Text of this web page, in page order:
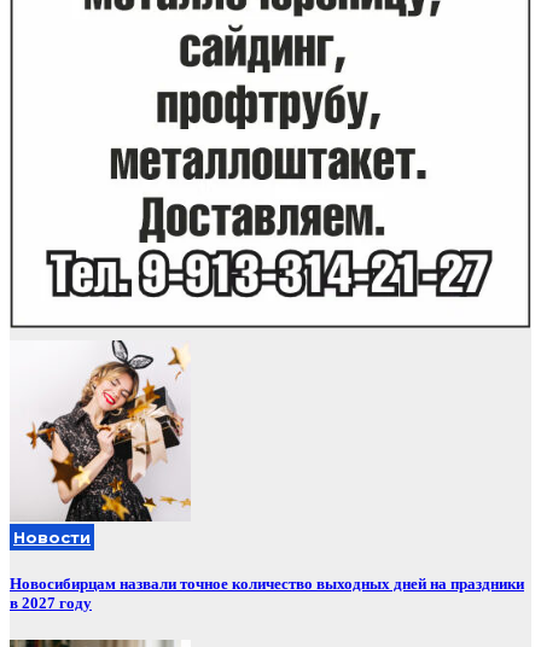
Новости
Новосибирцам назвали точное количество выходных дней на праздники
в 2027 году